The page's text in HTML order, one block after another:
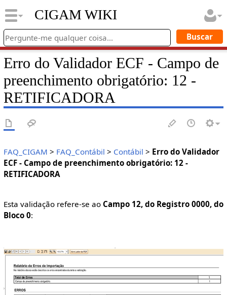
CIGAM WIKI
Erro do Validador ECF - Campo de
preenchimento obrigatório: 12 -
RETIFICADORA
FAQ_CIGAM > FAQ_Contábil > Contábil > Erro do Validador
ECF - Campo de preenchimento obrigatório: 12 -
RETIFICADORA
Esta validação refere-se ao Campo 12, do Registro 0000, do
Bloco 0: